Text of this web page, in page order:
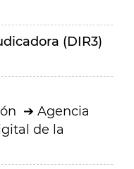
(DIR3)
Agencia
de la